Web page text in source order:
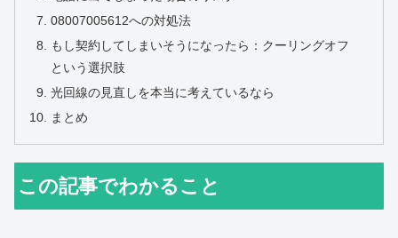
08007005612への対処法
もし契約してしまいそうになったら：クーリングオフ
という選択肢
光回線の見直しを本当に考えているなら
まとめ
この記事でわかること